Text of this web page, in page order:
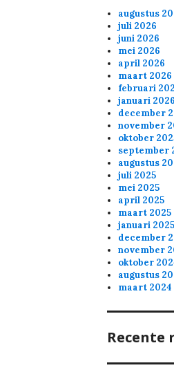
augustus
juli 2026
juni 2026
mei 2026
april 2026
maart 2026
februari
januari 2026
december
november
oktober
september
augustus
juli 2025
mei 2025
april 2025
maart 2025
januari 2025
december
november
oktober
augustus
maart 2024
Recente